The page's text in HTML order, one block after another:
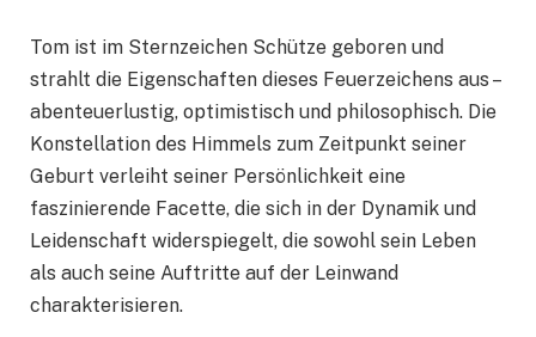
Tom ist im Sternzeichen Schütze geboren und
strahlt die Eigenschaften dieses Feuerzeichens aus –
abenteuerlustig, optimistisch und philosophisch. Die
Konstellation des Himmels zum Zeitpunkt seiner
Geburt verleiht seiner Persönlichkeit eine
faszinierende Facette, die sich in der Dynamik und
Leidenschaft widerspiegelt, die sowohl sein Leben
als auch seine Auftritte auf der Leinwand
charakterisieren.